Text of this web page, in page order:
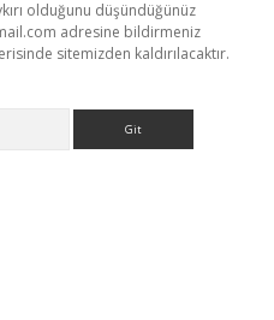
olduğunu düşündüğünüz
adresine bildirmeniz
sitemizden kaldırılacaktır.